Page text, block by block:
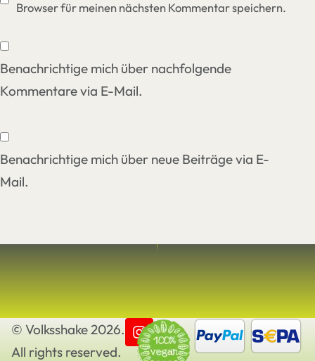
Browser für meinen nächsten Kommentar speichern.
Benachrichtige mich über nachfolgende
Kommentare via E-Mail.
Benachrichtige mich über neue Beiträge via E-
Mail.
© Volksshake 2026.
All rights reserved.